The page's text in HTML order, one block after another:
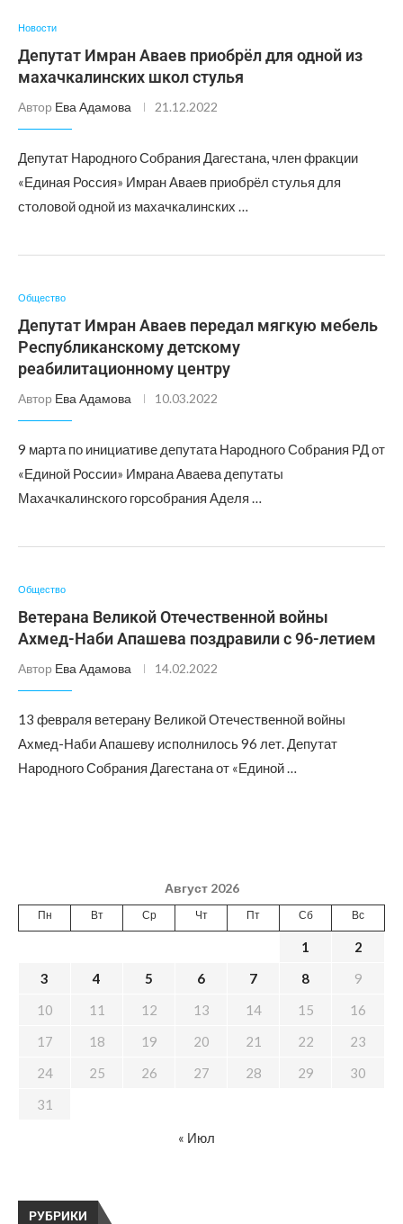
Новости
Депутат Имран Аваев приобрёл для одной из
махачкалинских школ стулья
Автор Ева Адамова 21.12.2022
Депутат Народного Собрания Дагестана, член фракции
«Единая Россия» Имран Аваев приобрёл стулья для
столовой одной из махачкалинских …
Общество
Депутат Имран Аваев передал мягкую мебель
Республиканскому детскому
реабилитационному центру
Автор Ева Адамова 10.03.2022
9 марта по инициативе депутата Народного Собрания РД от
«Единой России» Имрана Аваева депутаты
Махачкалинского горсобрания Аделя …
Общество
Ветерана Великой Отечественной войны
Ахмед-Наби Апашева поздравили с 96-летием
Автор Ева Адамова 14.02.2022
13 февраля ветерану Великой Отечественной войны
Ахмед-Наби Апашеву исполнилось 96 лет. Депутат
Народного Собрания Дагестана от «Единой …
РУБРИКИ
Август 2026
Пн Вт Ср Чт Пт Сб Вс
1
2
3
4 5 6 7 8
9
10
11 12 13 14 15
16
17
18 19 20 21 22
23
24
25 26 27 28 29
30
31
« Июл